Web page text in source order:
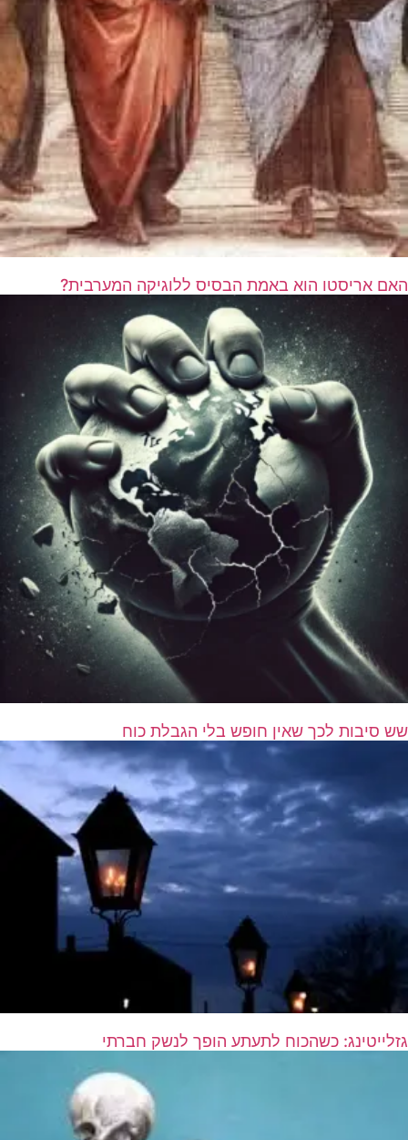
האם אריסטו הוא באמת הבסיס ללוגיקה המערבית?
שש סיבות לכך שאין חופש בלי הגבלת כוח
גזלייטינג: כשהכוח לתעתע הופך לנשק חברתי